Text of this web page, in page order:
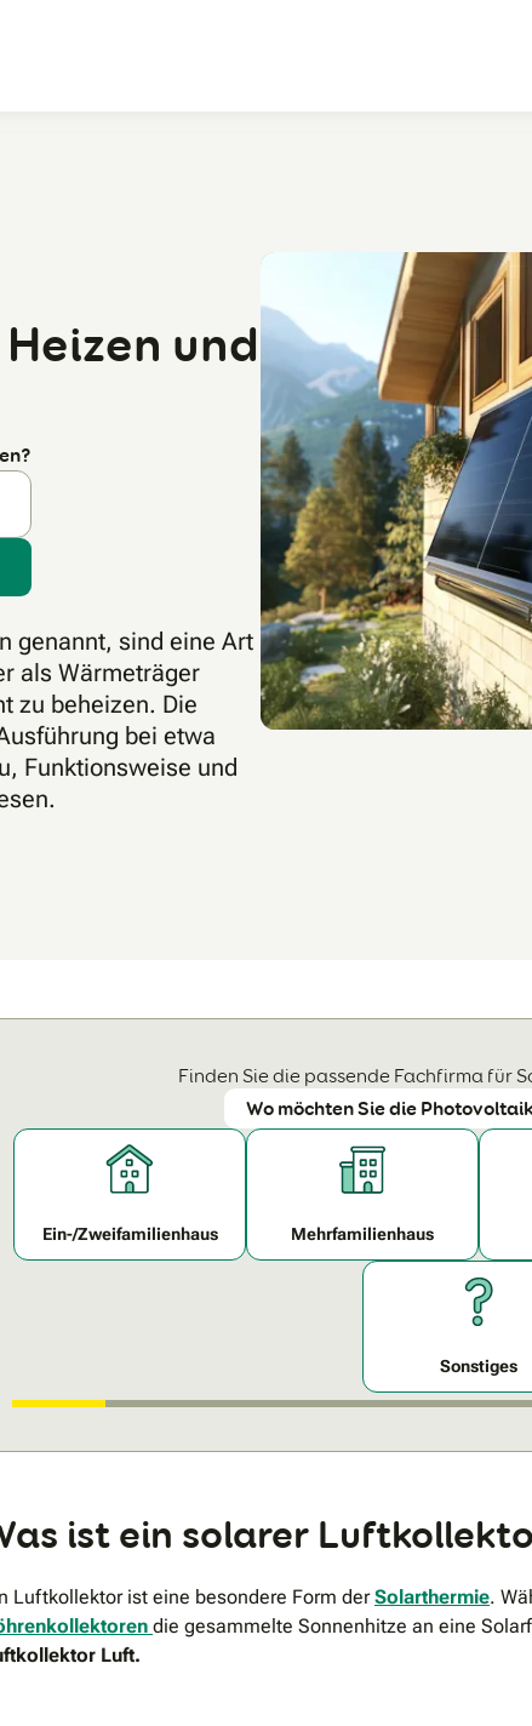
und
genannt, sind eine Art
als Wärmeträger
zu beheizen. Die
bei etwa
Funktionsweise und
Finden Sie die passende Fachfirma für
Wo möchten Sie die
Ein-/Zweifamilienhaus Mehrfamilienhaus
Sonstiges
ist ein solarer
Luftkollektor ist eine besondere Form derSolarthermie.
die gesammelte Sonnenhitze an eine
Luft.